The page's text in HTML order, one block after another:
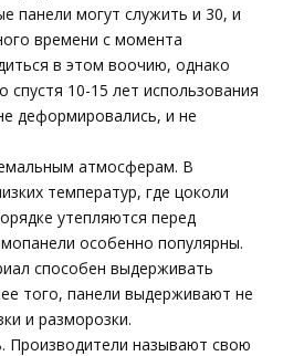
панели могут служить и 30, и
времени с момента
в этом воочию, однако
спустя 10-15 лет использования
деформировались, и не
атмосферам. В
температур, где цоколи
утепляются перед
особенно популярны.
способен выдерживать
того, панели выдерживают не
и разморозки.
Производители называют свою